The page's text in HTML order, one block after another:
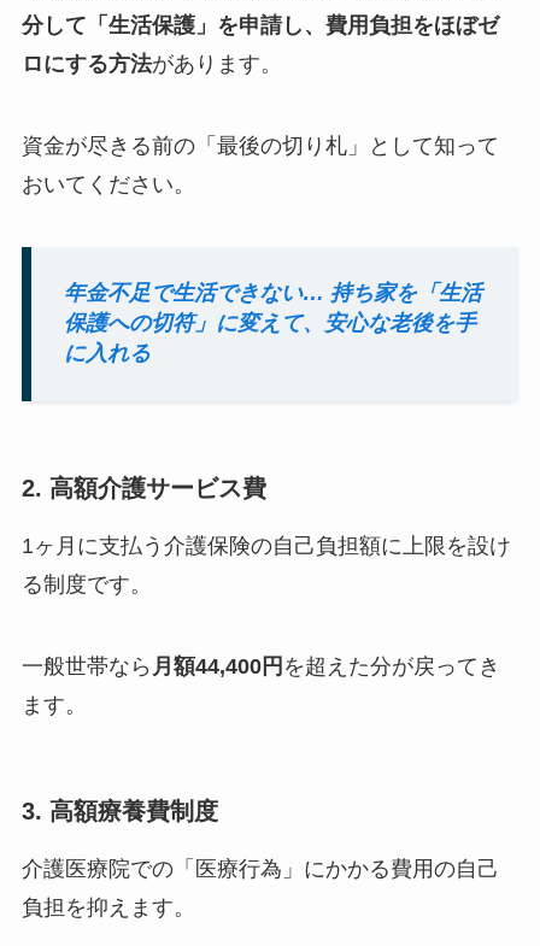
分して「生活保護」を申請し、費用負担をほぼゼ
ロにする方法があります。
資金が尽きる前の「最後の切り札」として知って
おいてください。
年金不足で生活できない… 持ち家を「生活
保護への切符」に変えて、安心な老後を手
に入れる
2. 高額介護サービス費
1ヶ月に支払う介護保険の自己負担額に上限を設け
る制度です。
一般世帯なら 月額44,400円 を超えた分が戻ってき
ます。
3. 高額療養費制度
介護医療院での「医療行為」にかかる費用の自己
負担を抑えます。